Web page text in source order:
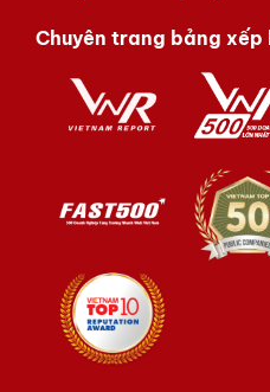
Chuyên trang bảng xếp